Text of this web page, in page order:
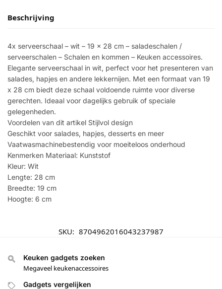
Beschrijving
4x serveerschaal – wit – 19 x 28 cm – saladeschalen /
serveerschalen – Schalen en kommen – Keuken accessoires.
Elegante serveerschaal in wit, perfect voor het presenteren van
salades, hapjes en andere lekkernijen. Met een formaat van 19
x 28 cm biedt deze schaal voldoende ruimte voor diverse
gerechten. Ideaal voor dagelijks gebruik of speciale
gelegenheden.
Voordelen van dit artikel Stijlvol design
Geschikt voor salades, hapjes, desserts en meer
Vaatwasmachinebestendig voor moeiteloos onderhoud
Kenmerken Materiaal: Kunststof
Kleur: Wit
Lengte: 28 cm
Breedte: 19 cm
Hoogte: 6 cm
SKU: 8704962016043237987
Keuken gadgets zoeken
Megaveel keukenaccessoires
Gadgets vergelijken